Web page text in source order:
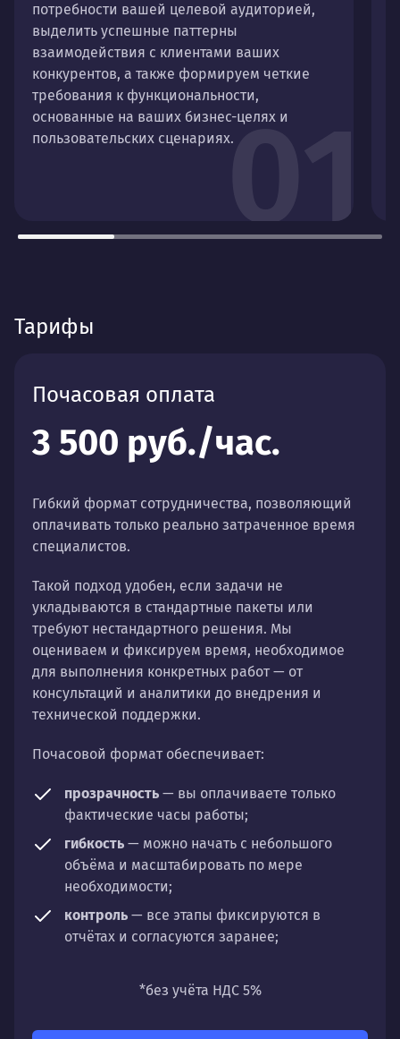
01
потребности вашей целевой аудиторией,
выделить успешные паттерны
взаимодействия с клиентами ваших
конкурентов, а также формируем четкие
требования к функциональности,
основанные на ваших бизнес-целях и
пользовательских сценариях.
Тарифы
Почасовая оплата
3 500 руб./час.
Гибкий формат сотрудничества, позволяющий
оплачивать только реально затраченное время
специалистов.
Такой подход удобен, если задачи не
укладываются в стандартные пакеты или
требуют нестандартного решения. Мы
оцениваем и фиксируем время, необходимое
для выполнения конкретных работ — от
консультаций и аналитики до внедрения и
технической поддержки.
Почасовой формат обеспечивает:
прозрачность — вы оплачиваете только
фактические часы работы;
гибкость — можно начать с небольшого
объёма и масштабировать по мере
необходимости;
контроль — все этапы фиксируются в
отчётах и согласуются заранее;
направлений: стратегии, настройки,
*без учёта НДС 5%